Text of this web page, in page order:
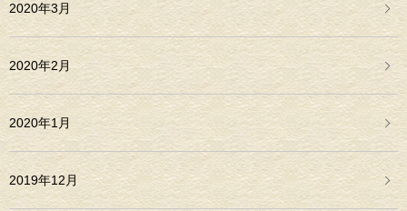
2020年3月
2020年2月
2020年1月
2019年12月